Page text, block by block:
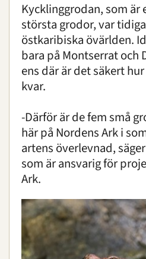
Kycklinggrodan, som är
största grodor, var
östkaribiska övärlden.
bara på Montserrat och
ens där är det säkert
kvar.
-Därför är de fem små
här på Nordens Ark i
artens överlevnad,
som är ansvarig för
Ark.